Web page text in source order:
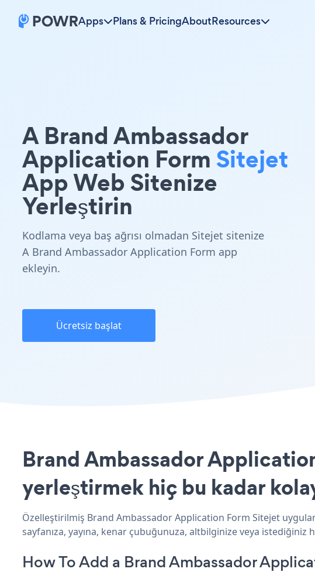
Apps Plans & PricingAboutResources
A Brand Ambassador
Application Form Sitejet
App Web Sitenize
Yerleştirin
Kodlama veya baş ağrısı olmadan Sitejet sitenize
A Brand Ambassador Application Form app
ekleyin.
Ücretsiz başlat
Brand Ambassador
yerleştirmek hiç bu kadar
Özelleştirilmiş Brand Ambassador Application Form Sitejet
sayfanıza, yayına, kenar çubuğunuza, altbilginize veya
How To Add a Brand Ambassador